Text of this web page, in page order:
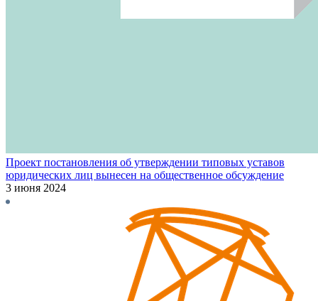
Проект постановления об утверждении типовых уставов
юридических лиц вынесен на общественное обсуждение
3 июня 2024